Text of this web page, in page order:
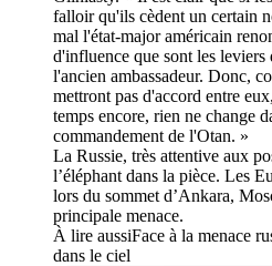
falloir qu'ils cèdent un certain
mal l'état-major américain
d'influence que sont les leviers
l'ancien ambassadeur. Donc,
mettront pas d'accord entre
temps encore, rien ne change
commandement de l'Otan. »
La Russie, très attentive aux
l’éléphant dans la pièce. Les
lors du sommet d’Ankara,
principale menace.
À lire aussiFace à la menace
dans le ciel